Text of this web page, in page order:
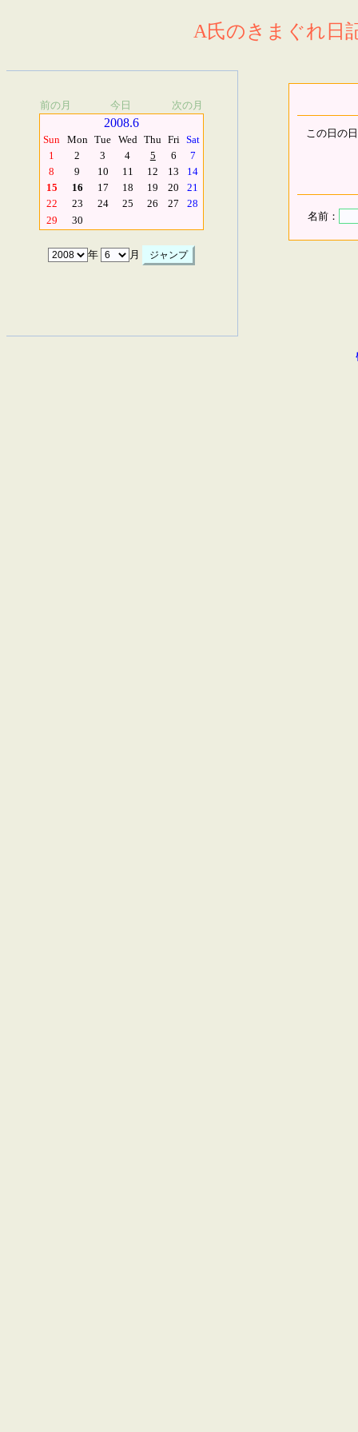
A氏のきまぐれ日
前の月 今日 次の月
2008.6
Sun Mon Tue Wed Thu Fri Sat
1
2 3 4 5 6
7
8
9 10 11 12 13
14
15
16 17 18 19 20
21
22
23 24 25 26 27
28
29
30
年 月
この日の
名前：